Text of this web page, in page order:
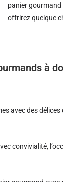
panier
offrirez quelque
à
avec des
convivialité,